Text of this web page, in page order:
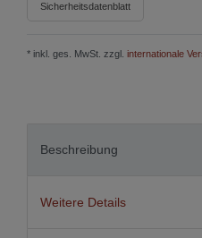
Sicherheitsdatenblatt
* inkl. ges. MwSt. zzgl. internationale
Beschreibung
Weitere Details